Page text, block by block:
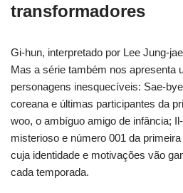
transformadores
Gi-hun, interpretado por Lee Jung-
Mas a série também nos apresenta
personagens inesquecíveis: Sae-
coreana e últimas participantes da
woo, o ambíguo amigo de infância;
misterioso e número 001 da
cuja identidade e motivações vão
cada temporada.